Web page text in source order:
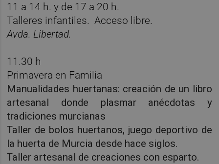
11 a 14 h. y de 17 a 20 h.
Talleres infantiles. Acceso libre.
Avda. Libertad.
11.30 h
Primavera en Familia
Manualidades huertanas: creación de un libro
artesanal donde plasmar anécdotas y
tradiciones murcianas
Taller de bolos huertanos, juego deportivo de
la huerta de Murcia desde hace siglos.
Taller artesanal de creaciones con esparto.